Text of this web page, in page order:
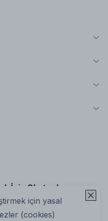
için yasal
(cookies)
İçin Okutun!